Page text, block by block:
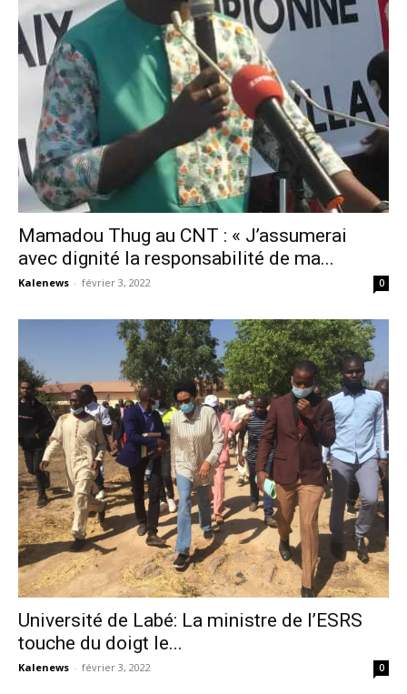
Mamadou Thug au CNT : « J’assumerai
avec dignité la responsabilité de ma...
Kalenews - février 3, 2022 0
Université de Labé: La ministre de l’ESRS
touche du doigt le...
Kalenews - février 3, 2022 0